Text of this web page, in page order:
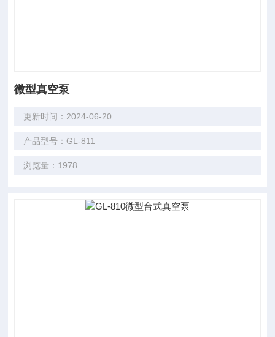
微型真空泵
更新时间：2024-06-20
产品型号：GL-811
浏览量：1978